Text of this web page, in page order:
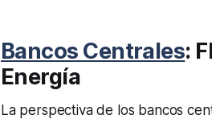
Bancos Centrales:
Energía
La perspectiva de los bancos